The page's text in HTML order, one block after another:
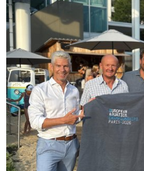
Offizielle